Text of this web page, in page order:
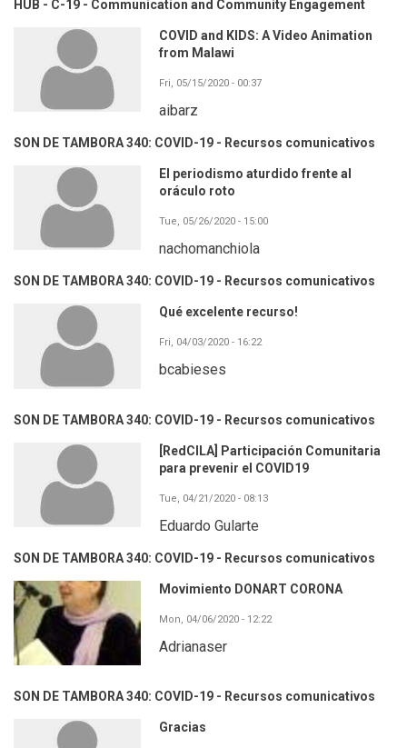
HUB - C-19 - Communication and Community Engagement
COVID and KIDS: A Video Animation
from Malawi
Fri, 05/15/2020 - 00:37
aibarz
SON DE TAMBORA 340: COVID-19 - Recursos comunicativos
El periodismo aturdido frente al
oráculo roto
Tue, 05/26/2020 - 15:00
nachomanchiola
SON DE TAMBORA 340: COVID-19 - Recursos comunicativos
Qué excelente recurso!
Fri, 04/03/2020 - 16:22
bcabieses
SON DE TAMBORA 340: COVID-19 - Recursos comunicativos
[RedCILA] Participación Comunitaria
para prevenir el COVID19
Tue, 04/21/2020 - 08:13
Eduardo Gularte
SON DE TAMBORA 340: COVID-19 - Recursos comunicativos
Movimiento DONART CORONA
Mon, 04/06/2020 - 12:22
Adrianaser
SON DE TAMBORA 340: COVID-19 - Recursos comunicativos
Gracias